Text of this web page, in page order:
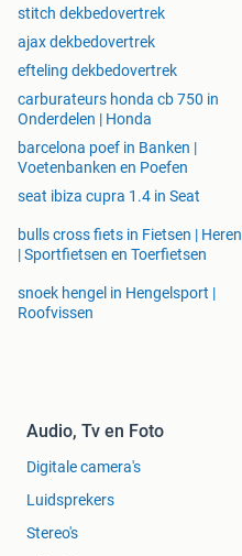
stitch dekbedovertrek
ajax dekbedovertrek
efteling dekbedovertrek
carburateurs honda cb 750 in
Onderdelen | Honda
barcelona poef in Banken |
Voetenbanken en Poefen
seat ibiza cupra 1.4 in Seat
bulls cross fiets in Fietsen | Heren
| Sportfietsen en Toerfietsen
snoek hengel in Hengelsport |
Roofvissen
Audio, Tv en Foto
Digitale camera's
Luidsprekers
Stereo's